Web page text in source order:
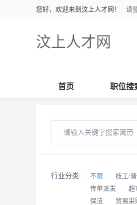
您好，欢迎来到汶上人才网！ 请
汶上人才网
首页 职位搜
行业分类: 不限 技工/
传单派发
超
保洁
贸易采